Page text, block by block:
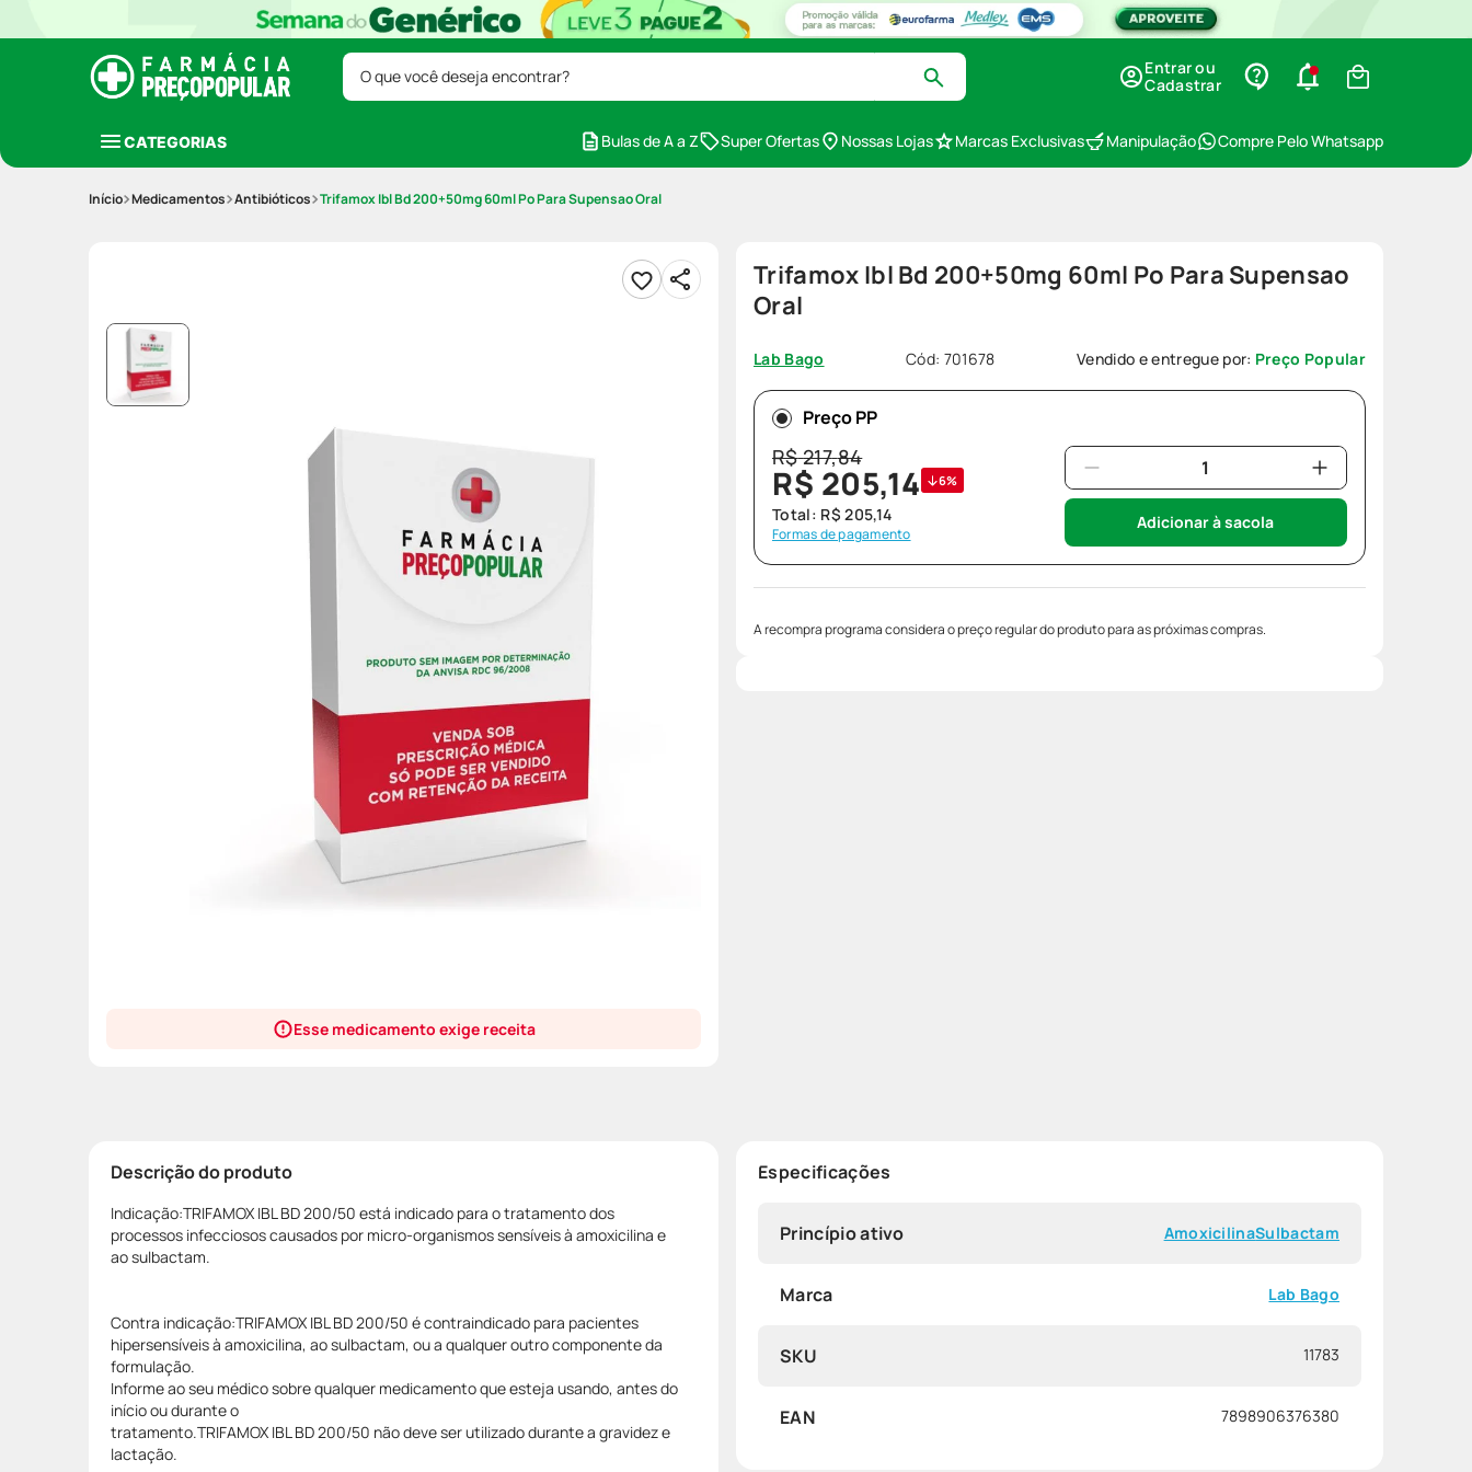
O que você deseja encontrar?
Entrar ou
Cadastrar
CATEGORIAS Bulas de A a Z Super Ofertas Nossas Lojas Marcas Exclusivas Manipulação Compre Pelo Whatsapp
Medicamentos Antibióticos Trifamox Ibl Bd 200+50mg 60ml Po Para Supensao Oral
Esse medicamento exige receita
Trifamox Ibl Bd 200+50mg 60ml Po Para Supensao
Oral
Lab Bago Cód: 701678 Vendido e entregue por: Preço Popular
Preço PP
R$217,84
R$ 205,14 6%
Total: R$ 205,14
Formas de pagamento
Adicionar à sacola
A recompra programa considera o preço regular do produto para as próximas compras.
Descrição do produto
Indicação:TRIFAMOX IBL BD 200/50 está indicado para o tratamento dos
processos infecciosos causados por micro-organismos sensíveis à amoxicilina e
ao sulbactam.
Contra indicação:TRIFAMOX IBL BD 200/50 é contraindicado para pacientes
hipersensíveis à amoxicilina, ao sulbactam, ou a qualquer outro componente da
formulação.
Informe ao seu médico sobre qualquer medicamento que esteja usando, antes do
início ou durante o
tratamento.TRIFAMOX IBL BD 200/50 não deve ser utilizado durante a gravidez e
lactação.
Especificações
Princípio ativo AmoxicilinaSulbactam
Marca Lab Bago
SKU 11783
EAN 7898906376380